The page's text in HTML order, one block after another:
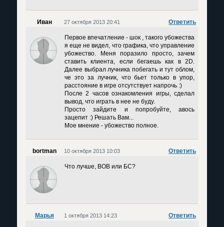
Иван Ответить
27 октября 2013 20:41
Первое впечатление - шок , такого убожества
я еще не видел, что графика, что управление
убожество. Меня поразило просто, зачем
ставить клиента, если бегаешь как в 2D.
Далее выбрал лучника побегать и тут облом,
че это за лучник, что бьет только в упор,
расстояние в игре отсутствует напрочь :)
После 2 часов ознакомления игры, сделал
вывод, что играть в нее не буду.
Просто зайдите и попробуйте, авось
зацепит :) Решать Вам...
Мое мнение - убожество полное.
bortman Ответить
10 октября 2013 10:03
Что лучше, ВОВ или БС?
Марья Ответить
1 октября 2013 14:23